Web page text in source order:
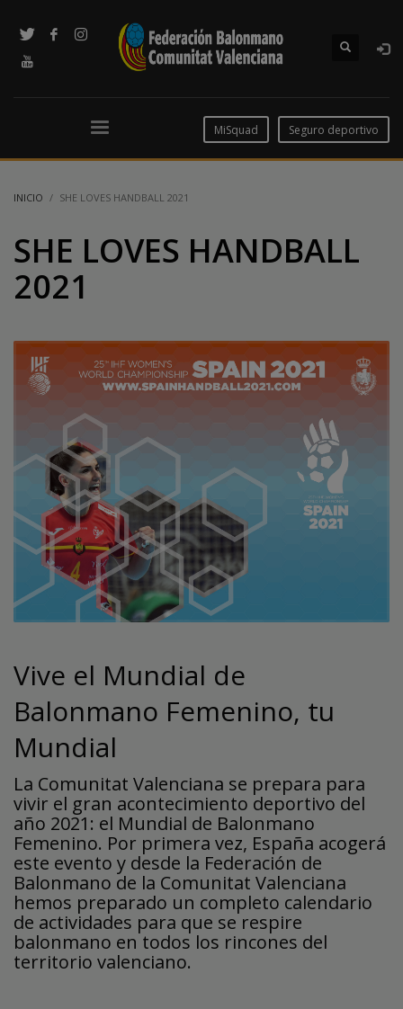
MiSquad Seguro deportivo
INICIO SHE LOVES HANDBALL 2021
SHE LOVES HANDBALL
2021
Vive el Mundial de
Balonmano Femenino, tu
Mundial
La Comunitat Valenciana se prepara para
vivir el gran acontecimiento deportivo del
año 2021: el Mundial de Balonmano
Femenino. Por primera vez, España acogerá
este evento y desde la Federación de
Balonmano de la Comunitat Valenciana
hemos preparado un completo calendario
de actividades para que se respire
balonmano en todos los rincones del
territorio valenciano.